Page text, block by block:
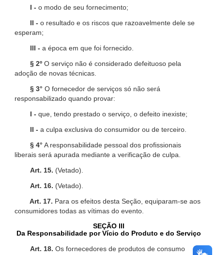
I - o modo de seu fornecimento;
II - o resultado e os riscos que razoavelmente dele se
esperam;
III - a época em que foi fornecido.
§ 2º O serviço não é considerado defeituoso pela
adoção de novas técnicas.
§ 3° O fornecedor de serviços só não será
responsabilizado quando provar:
I - que, tendo prestado o serviço, o defeito inexiste;
II - a culpa exclusiva do consumidor ou de terceiro.
§ 4° A responsabilidade pessoal dos profissionais
liberais será apurada mediante a verificação de culpa.
Art. 15. (Vetado).
Art. 16. (Vetado).
Art. 17. Para os efeitos desta Seção, equiparam-se aos
consumidores todas as vítimas do evento.
SEÇÃO III
Da Responsabilidade por Vício do Produto e do Serviço
Art. 18. Os fornecedores de produtos de consumo